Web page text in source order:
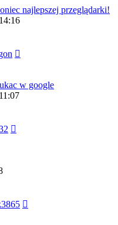
najlepszej przeglądarki!
w google